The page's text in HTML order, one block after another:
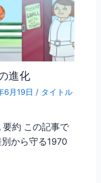
進化
6月19日/ タイトル
要約 この記事で
から守る1970